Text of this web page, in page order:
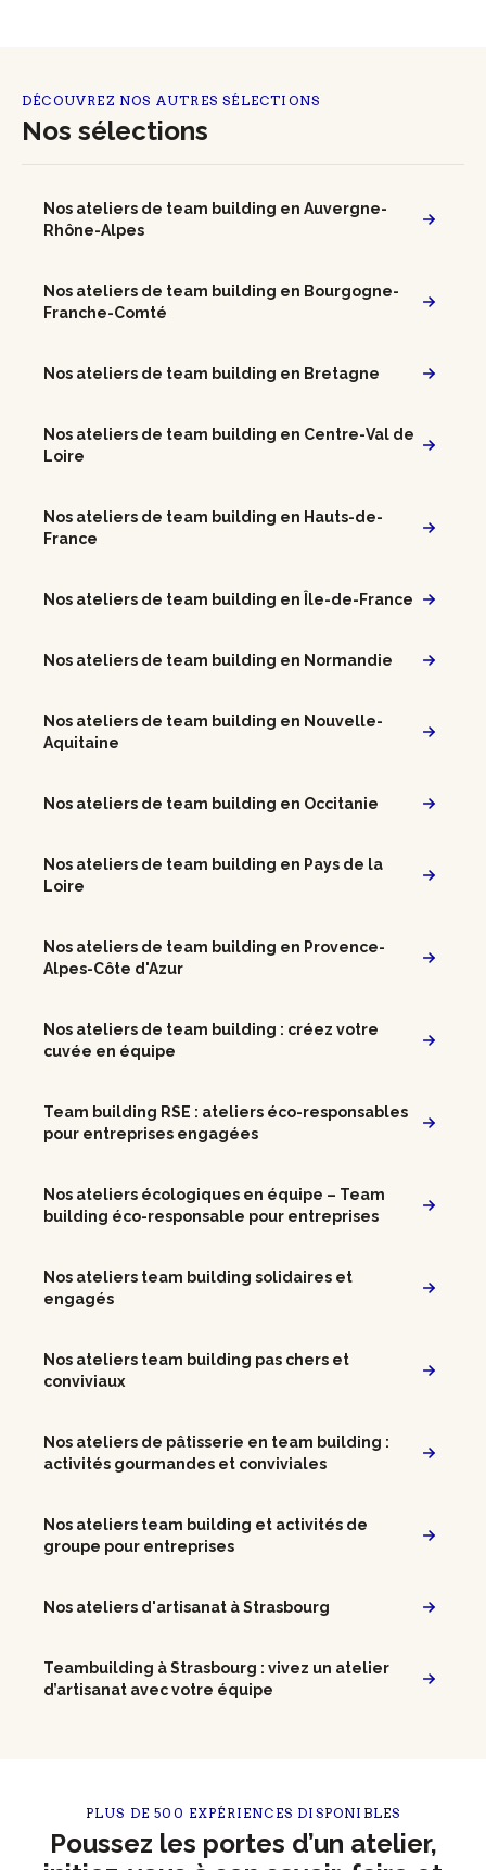
DÉCOUVREZ NOS AUTRES SÉLECTIONS
Nos sélections
Nos ateliers de team building en Auvergne-
Rhône-Alpes
Nos ateliers de team building en Bourgogne-
Franche-Comté
Nos ateliers de team building en Bretagne
Nos ateliers de team building en Centre-Val de
Loire
Nos ateliers de team building en Hauts-de-
France
Nos ateliers de team building en Île-de-France
Nos ateliers de team building en Normandie
Nos ateliers de team building en Nouvelle-
Aquitaine
Nos ateliers de team building en Occitanie
Nos ateliers de team building en Pays de la
Loire
Nos ateliers de team building en Provence-
Alpes-Côte d'Azur
Nos ateliers de team building : créez votre
cuvée en équipe
Team building RSE : ateliers éco-responsables
pour entreprises engagées
Nos ateliers écologiques en équipe – Team
building éco-responsable pour entreprises
Nos ateliers team building solidaires et
engagés
Nos ateliers team building pas chers et
conviviaux
Nos ateliers de pâtisserie en team building :
activités gourmandes et conviviales
Nos ateliers team building et activités de
groupe pour entreprises
Nos ateliers d'artisanat à Strasbourg
Teambuilding à Strasbourg : vivez un atelier
d’artisanat avec votre équipe
PLUS DE 500 EXPÉRIENCES DISPONIBLES
Poussez les portes d’un atelier,